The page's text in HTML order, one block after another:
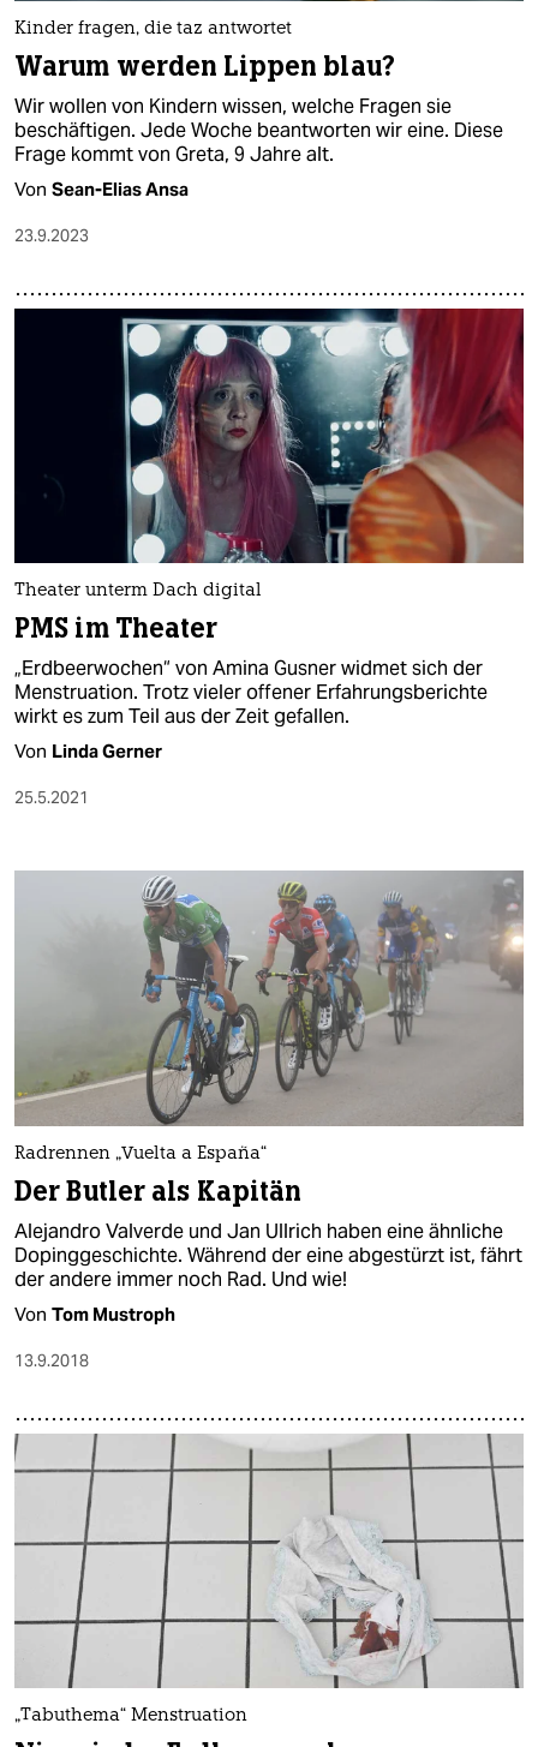
Kinder fragen, die taz antwortet
Warum werden Lippen blau?
Wir wollen von Kindern wissen, welche Fragen sie
beschäftigen. Jede Woche beantworten wir eine. Diese
Frage kommt von Greta, 9 Jahre alt.
Von Sean-Elias Ansa
23.9.2023
Theater unterm Dach digital
PMS im Theater
„Erdbeerwochen“ von Amina Gusner widmet sich der
Menstruation. Trotz vieler offener Erfahrungsberichte
wirkt es zum Teil aus der Zeit gefallen.
Von Linda Gerner
25.5.2021
Radrennen „Vuelta a España“
Der Butler als Kapitän
Alejandro Valverde und Jan Ullrich haben eine ähnliche
Dopinggeschichte. Während der eine abgestürzt ist, fährt
der andere immer noch Rad. Und wie!
Von Tom Mustroph
13.9.2018
„Tabuthema“ Menstruation